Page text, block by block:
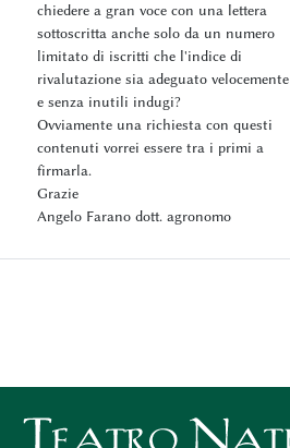
chiedere a gran voce con una lettera
sottoscritta anche solo da un numero
limitato di iscritti che l'indice di
rivalutazione sia adeguato velocemente
e senza inutili indugi?
Ovviamente una richiesta con questi
contenuti vorrei essere tra i primi a
firmarla.
Grazie
Angelo Farano dott. agronomo